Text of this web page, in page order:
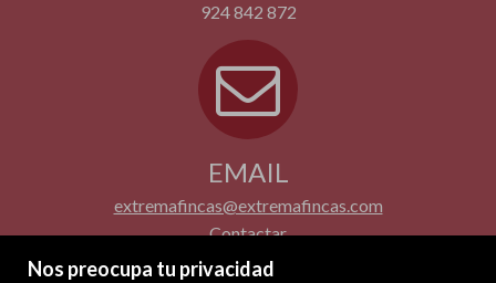
Nos preocupa tu privacidad
924 842 872
EMAIL
extremafincas@extremafincas.com
Contactar